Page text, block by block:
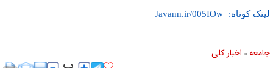
لینک کوتاه:
جامعه » اخبار كلی